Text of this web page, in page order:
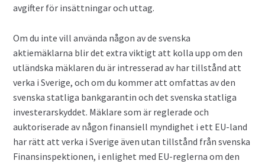
avgifter för insättningar och uttag.
Om du inte vill använda någon av de svenska
aktiemäklarna blir det extra viktigt att kolla upp om den
utländska mäklaren du är intresserad av har tillstånd att
verka i Sverige, och om du kommer att omfattas av den
svenska statliga bankgarantin och det svenska statliga
investerarskyddet. Mäklare som är reglerade och
auktoriserade av någon finansiell myndighet i ett EU-land
har rätt att verka i Sverige även utan tillstånd från svenska
Finansinspektionen, i enlighet med EU-reglerna om den